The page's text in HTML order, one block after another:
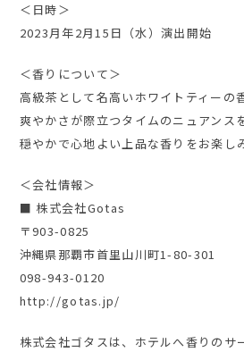
＜日時＞
2023月年2月15日（水）演出開始
＜香りについて＞
高級茶として名高いホワイトティーの
爽やかさが際立つタイムのニュアンス
穏やかで心地よい上品な香りをお楽し
＜会社情報＞
■ 株式会社Gotas
〒903-0825
沖縄県那覇市首里山川町1-80-301
098-943-0120
http://gotas.jp/
株式会社ゴタスは、ホテルへ香りのサ